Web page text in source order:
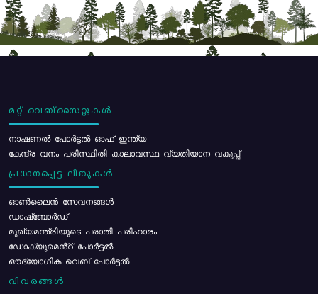
മറ്റ് വെബ്സൈറ്റുകൾ
നാഷണൽ പോർട്ടൽ ഓഫ് ഇന്ത്യ
കേന്ദ്ര വനം പരിസ്ഥിതി കാലാവസ്ഥ വ്യതിയാന വകുപ്പ്
പ്രധാനപ്പെട്ട ലിങ്കുകൾ
ഓൺലൈൻ സേവനങ്ങൾ
ഡാഷ്ബോർഡ്
മുഖ്യമന്ത്രിയുടെ പരാതി പരിഹാരം
ഡോക്യുമെൻ്റ് പോർട്ടൽ
ഔദ്യോഗിക വെബ് പോർട്ടൽ
വിവരങ്ങൾ